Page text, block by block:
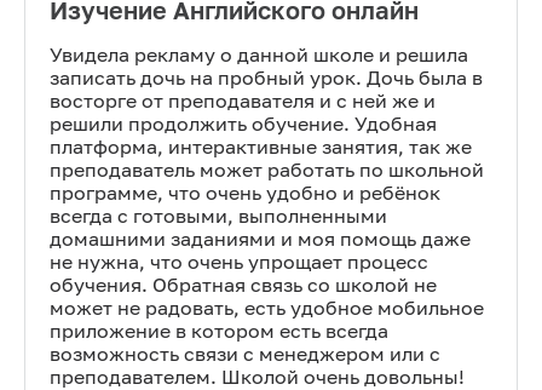
Изучение Английского онлайн
Увидела рекламу о данной школе и решила
записать дочь на пробный урок. Дочь была в
восторге от преподавателя и с ней же и
решили продолжить обучение. Удобная
платформа, интерактивные занятия, так же
преподаватель может работать по школьной
программе, что очень удобно и ребёнок
всегда с готовыми, выполненными
домашними заданиями и моя помощь даже
не нужна, что очень упрощает процесс
обучения. Обратная связь со школой не
может не радовать, есть удобное мобильное
приложение в котором есть всегда
возможность связи с менеджером или с
преподавателем. Школой очень довольны!